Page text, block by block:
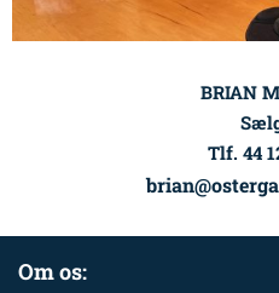
BRIAN
Tlf. 44
Om os: